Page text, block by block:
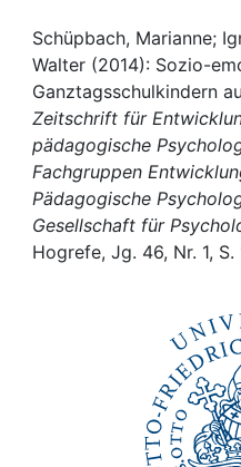
Awards
My FIS
Help
Schüpbach, Marianne;
Walter (2014): Sozio-
Ganztagsschulkindern
Zeitschrift für
pädagogische
Fachgruppen
Pädagogische
Gesellschaft für
Hogrefe, Jg. 46, Nr. 1, S.